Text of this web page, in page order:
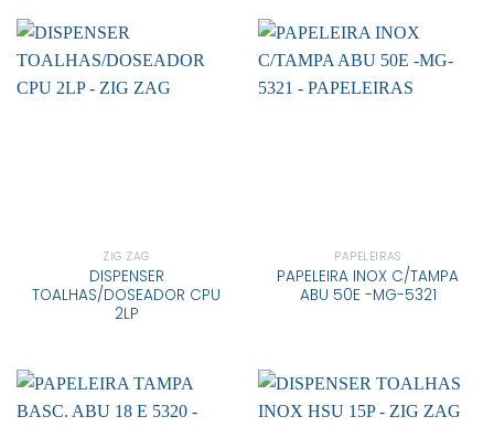
ZIG ZAG
DISPENSER
TOALHAS/DOSEADOR CPU
2LP
PAPELEIRAS
PAPELEIRA INOX C/TAMPA
ABU 50E -MG-5321